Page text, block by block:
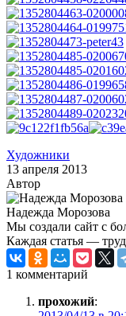
Художники
13 апреля 2013
Автор
Надежда Морозова
Мы создали сайт с
Каждая статья —
1 комментарий
прохожий: